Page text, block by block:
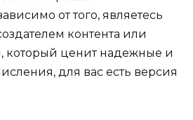
от того, являетесь
контента или
который ценит надежные и
для вас есть версия